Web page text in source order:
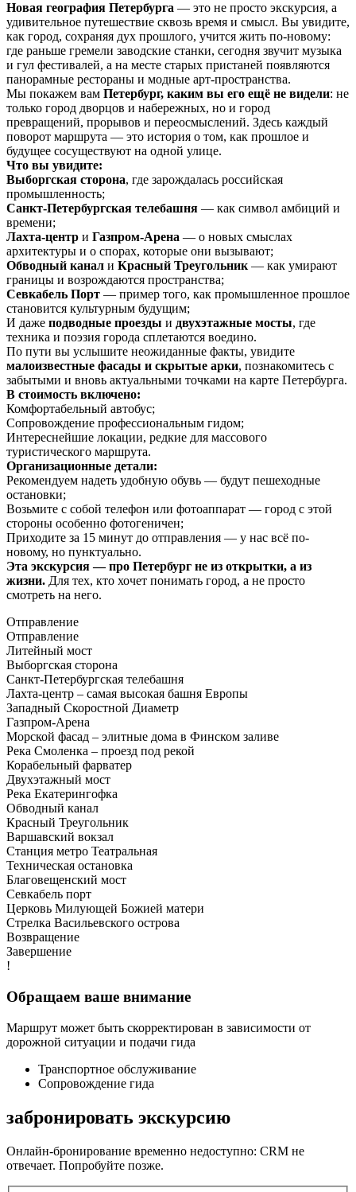
Новая география Петербурга — это не просто экскурсия, а
удивительное путешествие сквозь время и смысл. Вы увидите,
как город, сохраняя дух прошлого, учится жить по-новому:
где раньше гремели заводские станки, сегодня звучит музыка
и гул фестивалей, а на месте старых пристаней появляются
панорамные рестораны и модные арт-пространства.
Мы покажем вам Петербург, каким вы его ещё не видели: не
только город дворцов и набережных, но и город
превращений, прорывов и переосмыслений. Здесь каждый
поворот маршрута — это история о том, как прошлое и
будущее сосуществуют на одной улице.
Что вы увидите:
Выборгская сторона, где зарождалась российская
промышленность;
Санкт-Петербургская телебашня — как символ амбиций и
времени;
Лахта-центр и Газпром-Арена — о новых смыслах
архитектуры и о спорах, которые они вызывают;
Обводный канал и Красный Треугольник — как умирают
границы и возрождаются пространства;
Севкабель Порт — пример того, как промышленное прошлое
становится культурным будущим;
И даже подводные проезды и двухэтажные мосты, где
техника и поэзия города сплетаются воедино.
По пути вы услышите неожиданные факты, увидите
малоизвестные фасады и скрытые арки, познакомитесь с
забытыми и вновь актуальными точками на карте Петербурга.
В стоимость включено:
Комфортабельный автобус;
Сопровождение профессиональным гидом;
Интереснейшие локации, редкие для массового
туристического маршрута.
Организационные детали:
Рекомендуем надеть удобную обувь — будут пешеходные
остановки;
Возьмите с собой телефон или фотоаппарат — город с этой
стороны особенно фотогеничен;
Приходите за 15 минут до отправления — у нас всё по-
новому, но пунктуально.
Эта экскурсия — про Петербург не из открытки, а из
жизни. Для тех, кто хочет понимать город, а не просто
смотреть на него.
Отправление
Отправление
Литейный мост
Выборгская сторона
Санкт-Петербургская телебашня
Лахта-центр – самая высокая башня Европы
Западный Скоростной Диаметр
Газпром-Арена
Морской фасад – элитные дома в Финском заливе
Река Смоленка – проезд под рекой
Корабельный фарватер
Двухэтажный мост
Река Екатерингофка
Обводный канал
Красный Треугольник
Варшавский вокзал
Станция метро Театральная
Техническая остановка
Благовещенский мост
Севкабель порт
Церковь Милующей Божией матери
Стрелка Васильевского острова
Возвращение
Завершение
!
Обращаем ваше внимание
Маршрут может быть скорректирован в зависимости от
дорожной ситуации и подачи гида
Транспортное обслуживание
Сопровождение гида
забронировать экскурсию
Онлайн-бронирование временно недоступно: CRM не
отвечает. Попробуйте позже.